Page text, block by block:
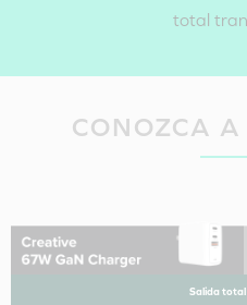
total
CONOZCA
Salida total